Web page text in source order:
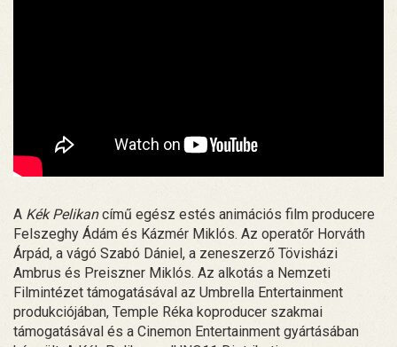
A Kék Pelikancímű egész estés animációs film producere
Felszeghy Ádám és Kázmér Miklós. Az operatőr Horváth
Árpád, a vágó Szabó Dániel, a zeneszerző Tövisházi
Ambrus és Preiszner Miklós. Az alkotás a Nemzeti
Filmintézet támogatásával az Umbrella Entertainment
produkciójában, Temple Réka koproducer szakmai
támogatásával és a Cinemon Entertainment gyártásában